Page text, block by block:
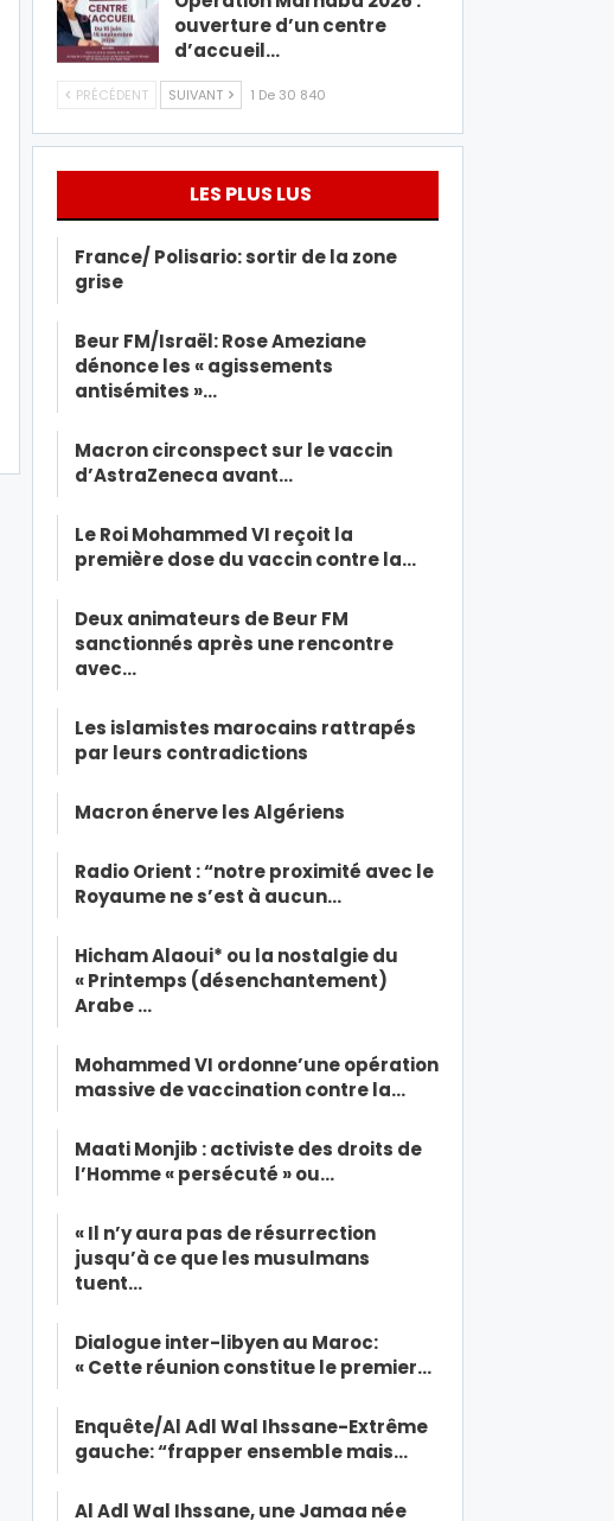
ouverture d’un centre
d’accueil…
PRÉCÉDENT SUIVANT 1 De 30 840
LES PLUS LUS
France/ Polisario: sortir de la zone
grise
Beur FM/Israël: Rose Ameziane
dénonce les « agissements
antisémites »…
Macron circonspect sur le vaccin
d’AstraZeneca avant…
Le Roi Mohammed VI reçoit la
première dose du vaccin contre la…
Deux animateurs de Beur FM
sanctionnés après une rencontre
avec…
Les islamistes marocains rattrapés
par leurs contradictions
Macron énerve les Algériens
Radio Orient : “notre proximité avec le
Royaume ne s’est à aucun…
Hicham Alaoui* ou la nostalgie du
« Printemps (désenchantement)
Arabe …
Mohammed VI ordonne’une opération
massive de vaccination contre la…
Maati Monjib : activiste des droits de
l’Homme « persécuté » ou…
« Il n’y aura pas de résurrection
jusqu’à ce que les musulmans
tuent…
Dialogue inter-libyen au Maroc:
« Cette réunion constitue le premier…
Enquête/Al Adl Wal Ihssane-Extrême
gauche: “frapper ensemble mais…
Al Adl Wal Ihssane, une Jamaa née